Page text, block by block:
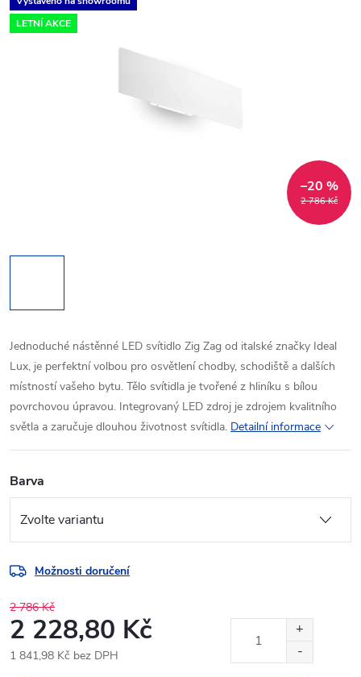
LETNÍ AKCE
2 786 Kč
–20 %
Jednoduché nástěnné LED svítidlo Zig Zag od italské značky Ideal
Lux, je perfektní volbou pro osvětlení chodby, schodiště a dalších
místností vašeho bytu. Tělo svítidla je tvořené z hliníku s bílou
povrchovou úpravou. Integrovaný LED zdroj je zdrojem kvalitního
světla a zaručuje dlouhou životnost svítidla. Detailní informace
Barva
Možnosti doručení
2 786 Kč
2 228,80 Kč
1 841,98 Kč bez DPH